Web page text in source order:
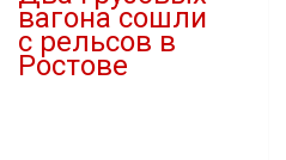
вагона сошли
с рельсов в
Ростове